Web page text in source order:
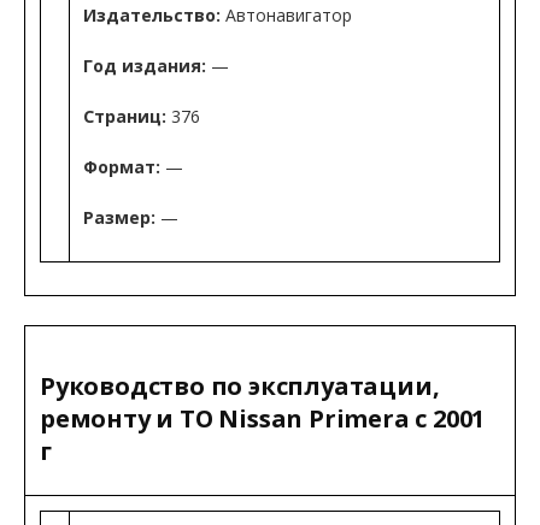
Издательство: Автонавигатор
Год издания: —
Страниц: 376
Формат: —
Размер: —
Руководство по эксплуатации,
ремонту и ТО Nissan Primera с 2001
г